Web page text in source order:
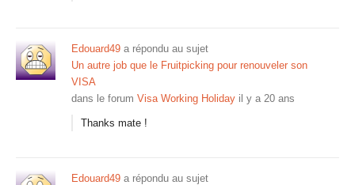
Edouard49 a répondu au sujet
Un autre job que le Fruitpicking pour renouveler son
VISA
dans le forum Visa Working Holiday il y a 20 ans
Thanks mate !
Edouard49 a répondu au sujet